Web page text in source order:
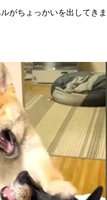
がちょっかいを出してき